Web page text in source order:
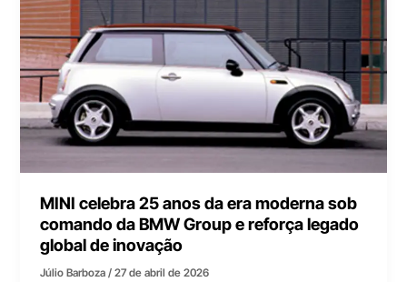
MINI celebra 25 anos da era moderna sob
comando da BMW Group e reforça legado
global de inovação
Júlio Barboza/27 de abril de 2026